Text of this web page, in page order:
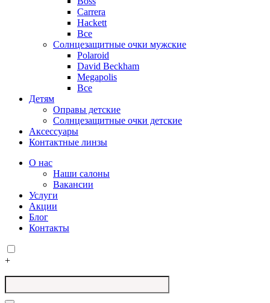
Carrera
Hackett
Все
Солнцезащитные очки мужские
Polaroid
David Beckham
Megapolis
Все
Детям
Оправы детские
Солнцезащитные очки детские
Аксессуары
Контактные линзы
О нас
Наши салоны
Вакансии
Услуги
Акции
Блог
Контакты
+